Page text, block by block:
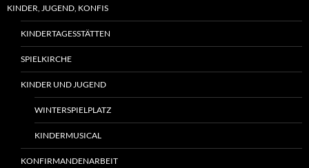
KINDER, JUGEND, KONFIS
KINDERTAGESSTÄTTEN
SPIELKIRCHE
KINDER UND JUGEND
WINTERSPIELPLATZ
KINDERMUSICAL
KONFIRMANDENARBEIT